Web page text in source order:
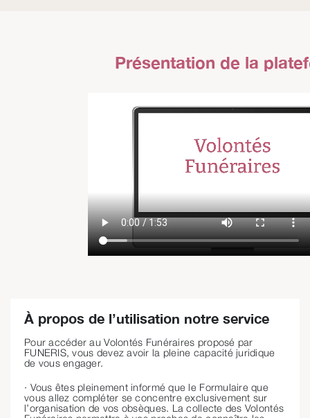
Présentation de la
À propos de l’utilisation notre service
Pour accéder au Volontés Funéraires proposé par
FUNERIS, vous devez avoir la pleine capacité juridique
de vous engager.
· Vous êtes pleinement informé que le Formulaire que
vous allez compléter se concentre exclusivement sur
l’organisation de vos obsèques. La collecte des Volontés